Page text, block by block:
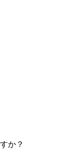
か？